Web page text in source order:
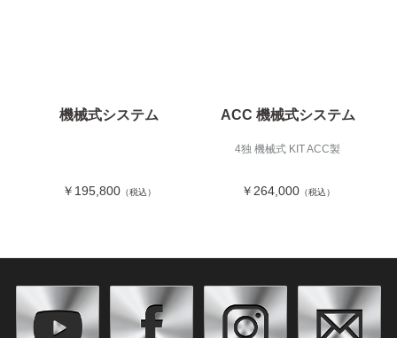
機械式システム
￥195,800 （税込）
ACC 機械式システム
4独 機械式 KIT ACC製
￥264,000（税込）